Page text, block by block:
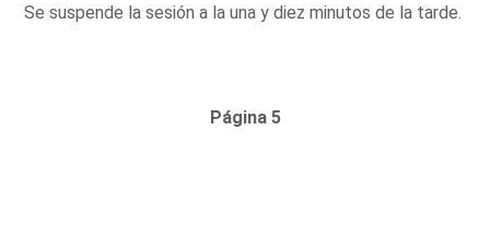
Se suspende la sesión a la una y diez minutos de la tarde.
Página 5